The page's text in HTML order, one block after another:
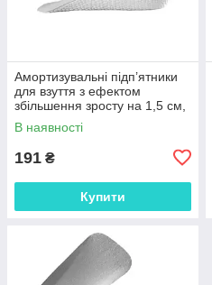
Амортизувальні підп’ятники
для взуття з ефектом
збільшення зросту на 1,5 см,
анатомічні вкладиші EVA 1
пара 29824
В наявності
191 ₴
Купити